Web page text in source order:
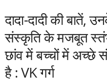
दादा-दादी की बातें,
संस्कृति के मजबूत
छांव में बच्चों में अच्छे
है : VK गर्ग